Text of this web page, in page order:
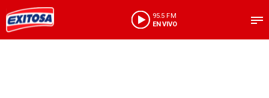
95.5 FM
EN VIVO